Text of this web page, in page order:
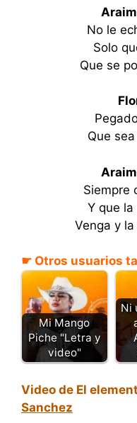
No le
Solo
Que se
Que
Siempre
Y que
Venga y
☛ Otros usuarios
Mi Mango
Piche "Letra y
video"
Ni
Video de El
Sanchez